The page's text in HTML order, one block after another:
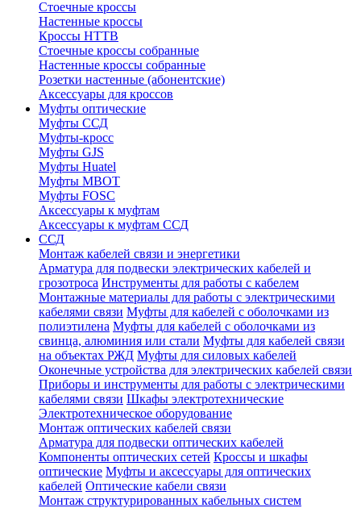
Стоечные кроссы
Настенные кроссы
Кроссы HTTB
Стоечные кроссы собранные
Настенные кроссы собранные
Розетки настенные (абонентские)
Аксессуары для кроссов
Муфты оптические
Муфты ССД
Муфты-кросс
Муфты GJS
Муфты Huatel
Муфты МВОТ
Муфты FOSC
Аксессуары к муфтам
Аксессуары к муфтам ССД
ССД
Монтаж кабелей связи и энергетики
Арматура для подвески электрических кабелей и
грозотроса Инструменты для работы с кабелем
Монтажные материалы для работы с электрическими
кабелями связи Муфты для кабелей с оболочками из
полиэтилена Муфты для кабелей с оболочками из
свинца, алюминия или стали Муфты для кабелей связи
на объектах РЖД Муфты для силовых кабелей
Оконечные устройства для электрических кабелей связи
Приборы и инструменты для работы с электрическими
кабелями связи Шкафы электротехнические
Электротехническое оборудование
Монтаж оптических кабелей связи
Арматура для подвески оптических кабелей
Компоненты оптических сетей Кроссы и шкафы
оптические Муфты и аксессуары для оптических
кабелей Оптические кабели связи
Монтаж структурированных кабельных систем